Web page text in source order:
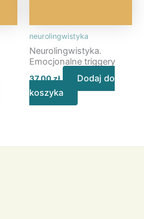
neurolingwistyka
Neurolingwistyka.
Emocjonalne triggery
37,00zł
Dodaj do
koszyka